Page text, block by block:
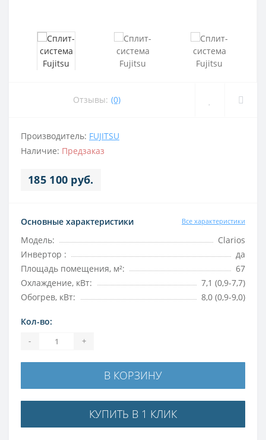
Отзывы: (0)
Производитель: FUJITSU
Наличие: Предзаказ
185 100 руб.
Основные характеристики Все характеристики
Модель:
Clarios
Инвертор :
да
Площадь помещения, м²:
67
Охлаждение, кВт:
7,1 (0,9-7,7)
Обогрев, кВт:
8,0 (0,9-9,0)
Кол-во:
- +
В КОРЗИНУ
КУПИТЬ В 1 КЛИК